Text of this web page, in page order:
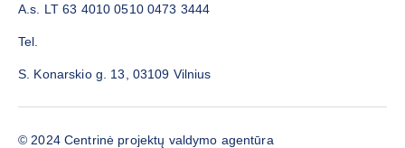
A.s. LT 63 4010 0510 0473 3444
Tel.
S. Konarskio g. 13, 03109 Vilnius
© 2024 Centrinė projektų valdymo agentūra